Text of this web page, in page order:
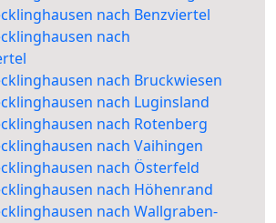
nach Benzviertel
nach
nach Bruckwiesen
nach Luginsland
nach Rotenberg
nach Vaihingen
nach Österfeld
nach Höhenrand
nach Wallgraben-